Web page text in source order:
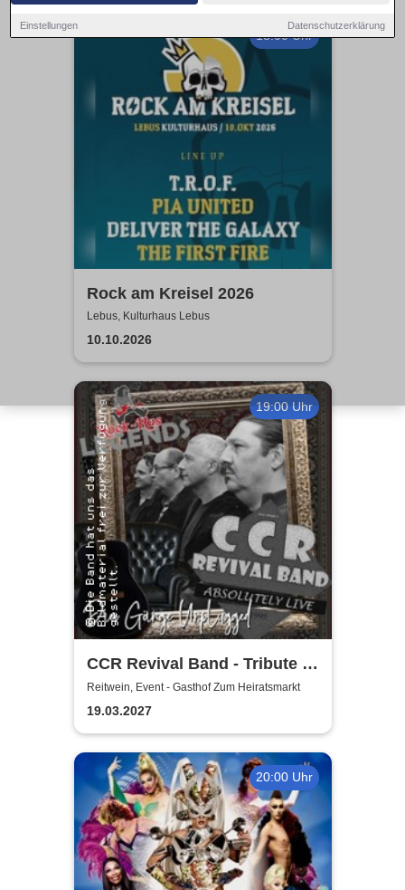
Einstellungen Datenschutzerklärung
18:00 Uhr
Rock am Kreisel 2026
Lebus, Kulturhaus Lebus
10.10.2026
19:00 Uhr
CCR Revival Band - Tribute to
Creedence Clearwater Revival
Reitwein, Event - Gasthof Zum Heiratsmarkt
19.03.2027
20:00 Uhr